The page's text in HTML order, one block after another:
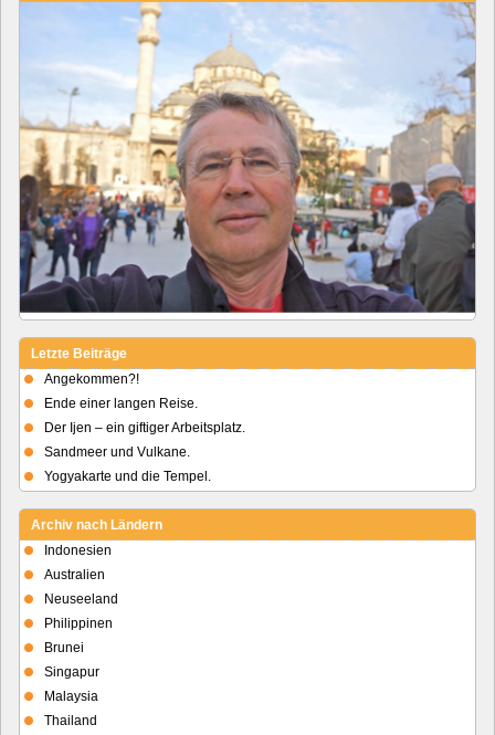
Letzte Beiträge
Angekommen?!
Ende einer langen Reise.
Der Ijen – ein giftiger Arbeitsplatz.
Sandmeer und Vulkane.
Yogyakarte und die Tempel.
Archiv nach Ländern
Indonesien
Australien
Neuseeland
Philippinen
Brunei
Singapur
Malaysia
Thailand